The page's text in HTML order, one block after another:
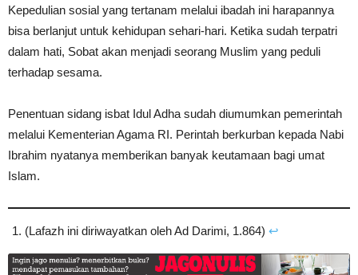
Kepedulian sosial yang tertanam melalui ibadah ini harapannya
bisa berlanjut untuk kehidupan sehari-hari. Ketika sudah terpatri
dalam hati, Sobat akan menjadi seorang Muslim yang peduli
terhadap sesama.
Penentuan sidang isbat Idul Adha sudah diumumkan pemerintah
melalui Kementerian Agama RI. Perintah berkurban kepada Nabi
Ibrahim nyatanya memberikan banyak keutamaan bagi umat
Islam.
(Lafazh ini diriwayatkan oleh Ad Darimi, 1.864) ↩︎